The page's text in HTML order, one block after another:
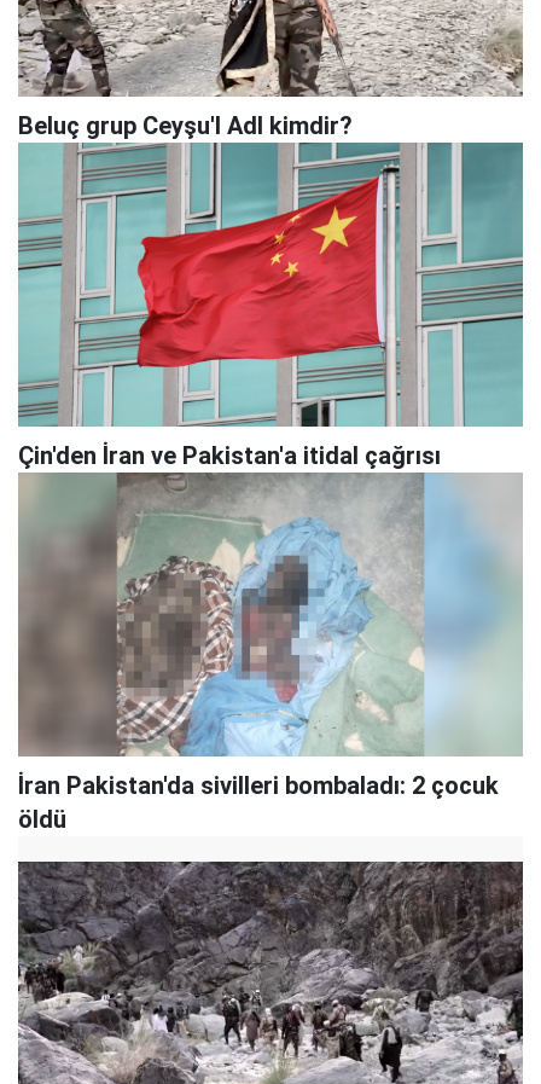
Beluç grup Ceyşu'l Adl kimdir?
Çin'den İran ve Pakistan'a itidal çağrısı
İran Pakistan'da sivilleri bombaladı: 2 çocuk
öldü